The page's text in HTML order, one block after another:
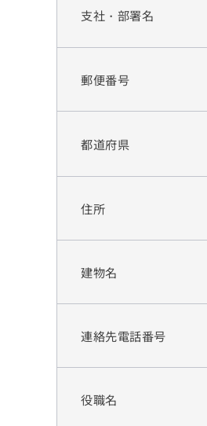
支社・部署名
郵便番号
都道府県
住所
建物名
連絡先電話番号
役職名